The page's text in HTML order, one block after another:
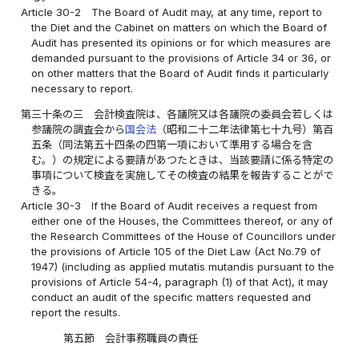
Article 30-2
The Board of Audit may, at any time, report to
the Diet and the Cabinet on matters on which the Board of
Audit has presented its opinions or for which measures are
demanded pursuant to the provisions of Article 34 or 36, or
on other matters that the Board of Audit finds it particularly
necessary to report.
第三十条の三
会計検査院は、各議院又は各議院の委員会若しくは
参議院の調査会から国会法 （昭和二十二年法律第七十九号）第百
五条（同法第五十四条の四第一項において準用する場合を含
む。）の規定による要請があつたときは、当該要請に係る特定の
事項について検査を実施してその検査の結果を報告することがで
きる。
Article 30-3
If the Board of Audit receives a request from
either one of the Houses, the Committees thereof, or any of
the Research Committees of the House of Councillors under
the provisions of Article 105 of the Diet Law (Act No.79 of
1947) (including as applied mutatis mutandis pursuant to the
provisions of Article 54-4, paragraph (1) of that Act), it may
conduct an audit of the specific matters requested and
report the results.
第五節 会計事務職員の責任